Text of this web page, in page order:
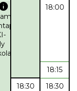
18:00
18:15
18:30
18:30